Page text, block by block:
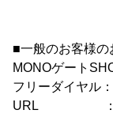
■一般のお客様
MONOゲート
フリーダイヤル
URL ：